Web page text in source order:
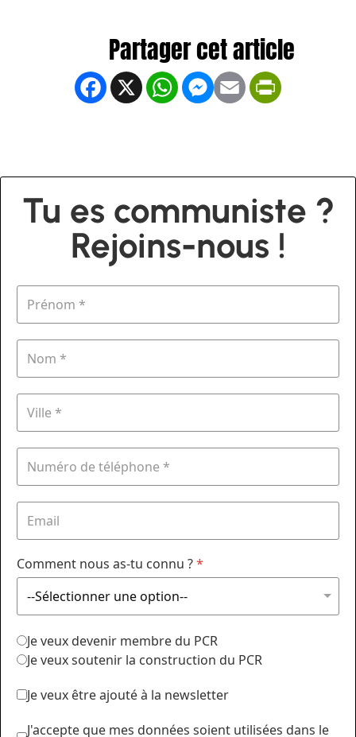
Facebook
X WhatsApp
Messenger
Email
Tu es communiste ?
Rejoins-nous !
Comment nous as-tu connu ?*
Je veux devenir membre du PCR
Je veux soutenir la construction du PCR
Je veux être ajouté à la newsletter
J'accepte que mes données soient utilisées dans le